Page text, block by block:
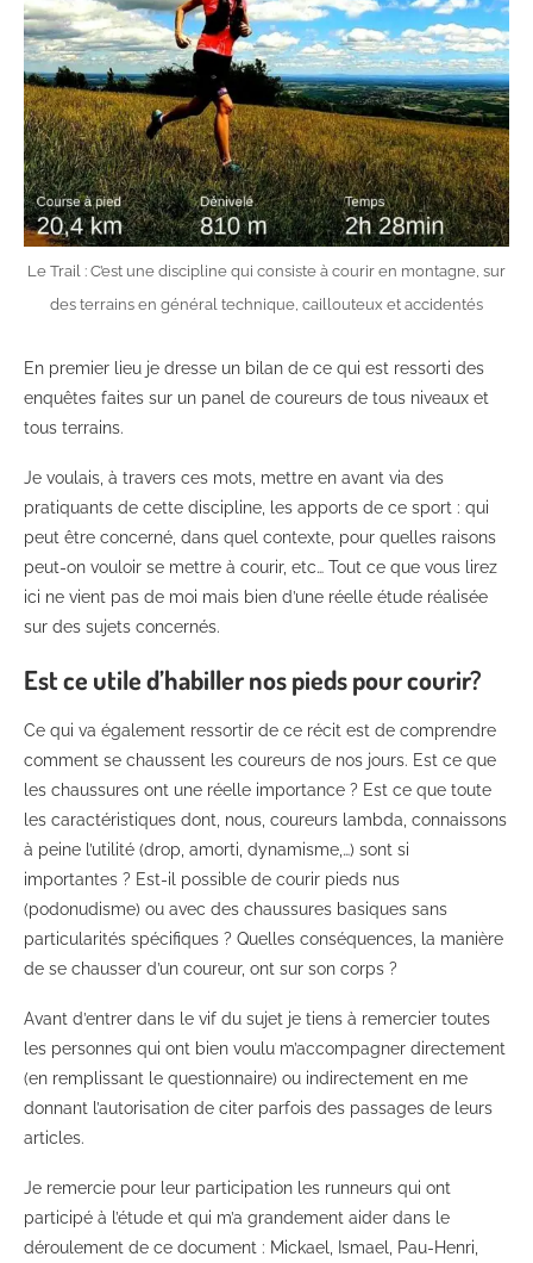
Le Trail : C’est une discipline qui consiste à courir en montagne, sur
des terrains en général technique, caillouteux et accidentés
En premier lieu je dresse un bilan de ce qui est ressorti des
enquêtes faites sur un panel de coureurs de tous niveaux et
tous terrains.
Je voulais, à travers ces mots, mettre en avant via des
pratiquants de cette discipline, les apports de ce sport : qui
peut être concerné, dans quel contexte, pour quelles raisons
peut-on vouloir se mettre à courir, etc… Tout ce que vous lirez
ici ne vient pas de moi mais bien d’une réelle étude réalisée
sur des sujets concernés.
Est ce utile d’habiller nos pieds pour courir?
Ce qui va également ressortir de ce récit est de comprendre
comment se chaussent les coureurs de nos jours. Est ce que
les chaussures ont une réelle importance ? Est ce que toute
les caractéristiques dont, nous, coureurs lambda, connaissons
à peine l’utilité (drop, amorti, dynamisme,…) sont si
importantes ? Est-il possible de courir pieds nus
(podonudisme) ou avec des chaussures basiques sans
particularités spécifiques ? Quelles conséquences, la manière
de se chausser d’un coureur, ont sur son corps ?
Avant d’entrer dans le vif du sujet je tiens à remercier toutes
les personnes qui ont bien voulu m’accompagner directement
(en remplissant le questionnaire) ou indirectement en me
donnant l’autorisation de citer parfois des passages de leurs
articles.
Je remercie pour leur participation les runneurs qui ont
participé à l’étude et qui m’a grandement aider dans le
déroulement de ce document : Mickael, Ismael, Pau-Henri,